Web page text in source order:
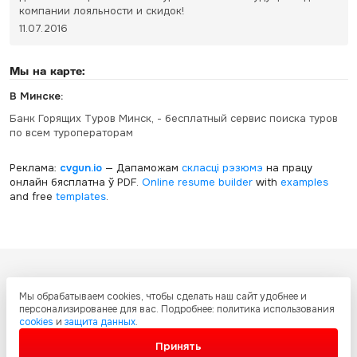
компании лояльности и скидок!
11.07.2016
Мы на карте:
В Минске:
Банк Горящих Туров Минск, - бесплатный сервис поиска туров
по всем туроператорам
Реклама: cvgun.io— Дапаможам скласці рэзюмэ на працу
онлайн бясплатна ў PDF. Online resume builderwith examples
and free templates.
графическое содержание, структуру и оформление страниц защищены
международными соглашениями и законодательством Украины об
охране авторских прав и интеллектуальной собственности. Любое
копирование и распространение материалов сайта без письменного
Мы обрабатываем cookies, чтобы сделать наш сайт удобнее и
персонализированее для вас. Подробнее: политика использования
cookies и защита данных.
Принять